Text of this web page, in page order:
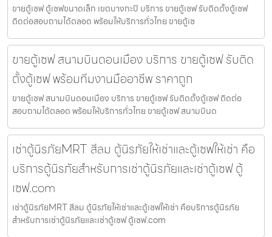
ขายตู้เซฟ ตู้เซฟขนาดเล็ก เขตบางกะปิ บริการ ขายตู้เซฟ รับติดตั้งตู้เซฟ
ติดต่อสอบถามได้ตลอด พร้อมให้บริการทั่วไทย ขายตู้เซ
ขายตู้เซฟ สนามบินดอนเมือง บริการ ขายตู้เซฟ รับติด
ตั้งตู้เซฟ พร้อมทีมงานมืออาชีพ ราคาถูก
ขายตู้เซฟ สนามบินดอนเมือง บริการ ขายตู้เซฟ รับติดตั้งตู้เซฟ ติดต่อ
สอบถามได้ตลอด พร้อมให้บริการทั่วไทย ขายตู้เซฟ สนามบินด
เช่าตู้นิรภัยMRT สีลม ตู้นิรภัยให้เช่าและตู้เซฟให้เช่า คือ
บริการตู้นิรภัยสำหรับการเช่าตู้นิรภัยและเช่าตู้เซฟ ตู้
เซฟ.com
เช่าตู้นิรภัยMRT สีลม ตู้นิรภัยให้เช่าและตู้เซฟให้เช่า คือบริการตู้นิรภัย
สำหรับการเช่าตู้นิรภัยและเช่าตู้เซฟ ตู้เซฟ.com